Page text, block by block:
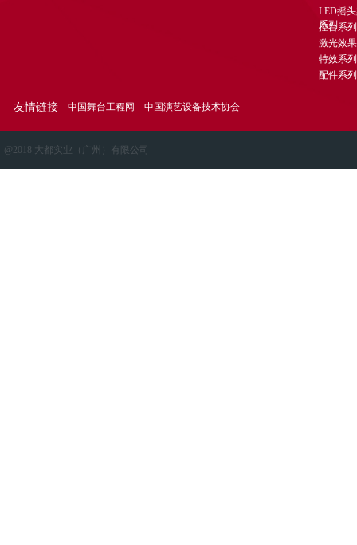
LED摇
系列
控台系列
激光效
特效系列
配件系列
友情链接 中国舞台工程网 中国演艺设备技术协会
@2018 大都实业（广州）有限公司